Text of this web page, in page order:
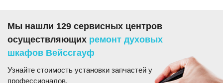
Мы нашли 129 сервисных центров
осуществляющих ремонт духовых
шкафов Вейссгауф
Узнайте стоимость установки запчастей у
профессионалов.